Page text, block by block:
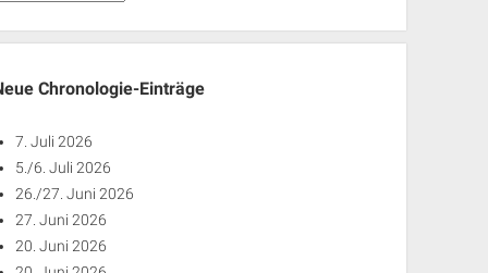
Chronologie-Einträge
7. Juli 2026
5./6. Juli 2026
26./27. Juni 2026
27. Juni 2026
20. Juni 2026